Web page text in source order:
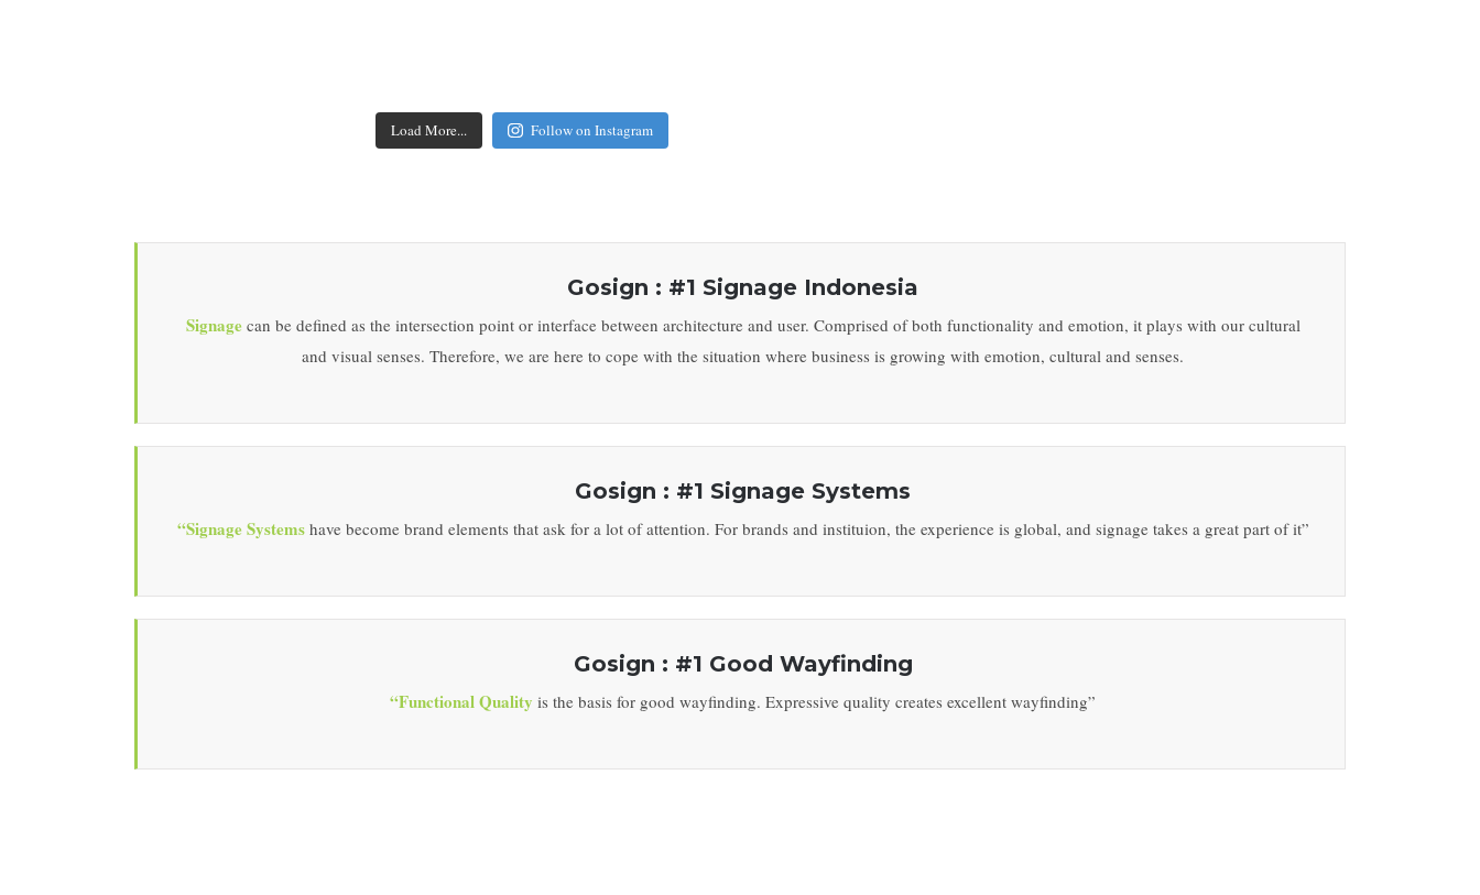
Load More... Follow on Instagram
Gosign : #1 Signage Indonesia
Signagecan be defined as the intersection point or interface between architecture and user. Comprised of both functionality and emotion, it plays with our cultural
and visual senses. Therefore, we are here to cope with the situation where business is growing with emotion, cultural and senses.
Gosign : #1 Signage Systems
“Signage Systemshave become brand elements that ask for a lot of attention. For brands and instituion, the experience is global, and signage takes a great part of it”
Gosign : #1 Good Wayfinding
“Functional Quality is the basis for good wayfinding. Expressive quality creates excellent wayfinding”